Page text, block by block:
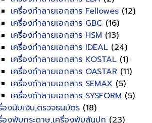
เครื่องทำลายเอกสาร Fellowes (12)
เครื่องทำลายเอกสาร GBC (16)
เครื่องทำลายเอกสาร HSM (13)
เครื่องทำลายเอกสาร IDEAL (24)
เครื่องทำลายเอกสาร KOSTAL (1)
เครื่องทำลายเอกสาร OASTAR (11)
เครื่องทำลายเอกสาร SEMAX (5)
เครื่องทำลายเอกสาร SYSFORM (5)
องนับเงิน,ตรวจธนบัตร (18)
องพับกระดาษ,เครื่องพับสันปก (23)